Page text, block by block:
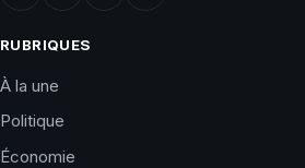
RUBRIQUES
À la une
Politique
Économie